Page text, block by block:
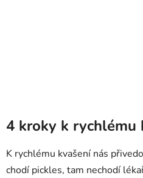
4 kroky k rychlému
K rychlému kvašení nás
chodí pickles, tam nechodí